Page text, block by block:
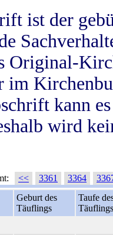
ist der
Original-
im
kann
wird
<< 3361 3364
Geburt des
Täuflings
Taufe
Täuflings